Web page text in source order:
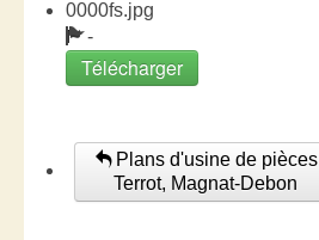
0000fs.jpg
-
Télécharger
Plans d'usine de pièces
Terrot, Magnat-Debon